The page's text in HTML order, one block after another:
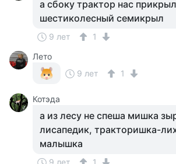
а сбоку трактор нас прикрыл
шестиколесный семикрыл
9 лет
1
Лето
9 лет
1
Котэда
а из лесу не спеша мишка
лисапедик, тракторишка-
малышка
9 лет
1